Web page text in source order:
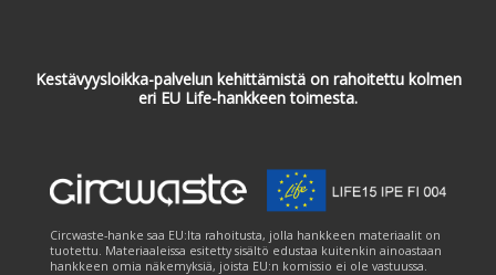
Kestävyysloikka-palvelun kehittämistä on rahoitettu kolmen
eri EU Life-hankkeen toimesta.
Circwaste-hanke saa EU:lta rahoitusta, jolla hankkeen materiaalit on
tuotettu. Materiaaleissa esitetty sisältö edustaa kuitenkin ainoastaan
hankkeen omia näkemyksiä, joista EU:n komissio ei ole vastuussa.